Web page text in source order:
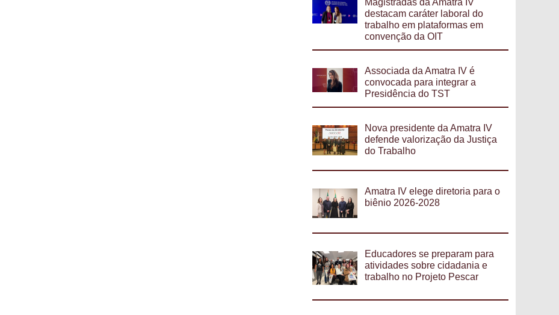
Magistradas da Amatra IV
destacam caráter laboral do
trabalho em plataformas em
convenção da OIT
Associada da Amatra IV é
convocada para integrar a
Presidência do TST
Nova presidente da Amatra IV
defende valorização da Justiça
do Trabalho
Amatra IV elege diretoria para o
biênio 2026-2028
Educadores se preparam para
atividades sobre cidadania e
trabalho no Projeto Pescar